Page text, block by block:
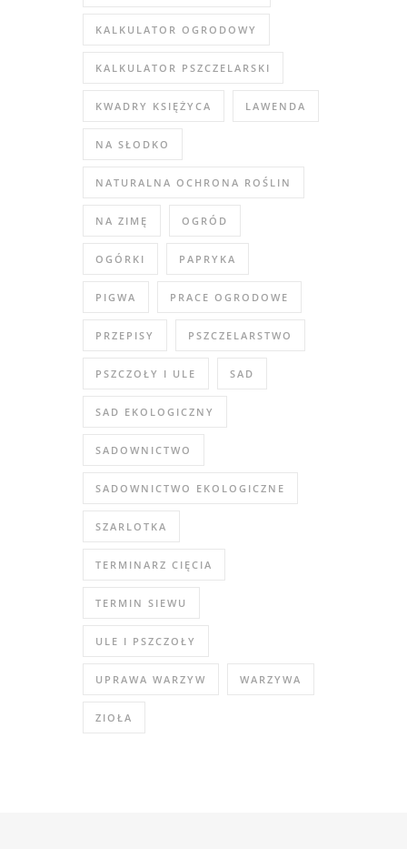
KALKULATOR OGRODOWY
KALKULATOR PSZCZELARSKI
KWADRY KSIĘŻYCA LAWENDA
NA SŁODKO
NATURALNA OCHRONA ROŚLIN
NA ZIMĘ OGRÓD
OGÓRKI PAPRYKA
PIGWA PRACE OGRODOWE
PRZEPISY PSZCZELARSTWO
PSZCZOŁY I ULE SAD
SAD EKOLOGICZNY
SADOWNICTWO
SADOWNICTWO EKOLOGICZNE
SZARLOTKA
TERMINARZ CIĘCIA
TERMIN SIEWU
ULE I PSZCZOŁY
UPRAWA WARZYW WARZYWA
ZIOŁA